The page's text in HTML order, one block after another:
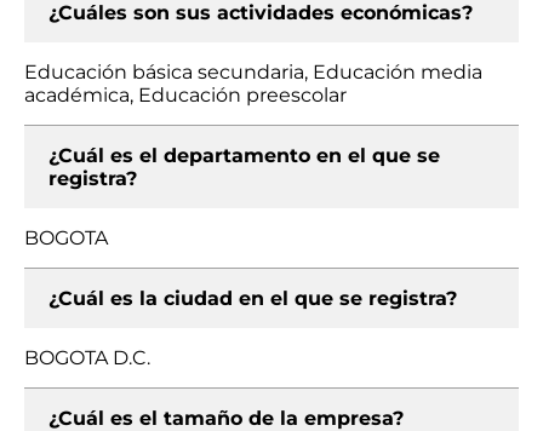
¿Cuáles son sus actividades económicas?
Educación básica secundaria, Educación media
académica, Educación preescolar
¿Cuál es el departamento en el que se
registra?
BOGOTA
¿Cuál es la ciudad en el que se registra?
BOGOTA D.C.
¿Cuál es el tamaño de la empresa?